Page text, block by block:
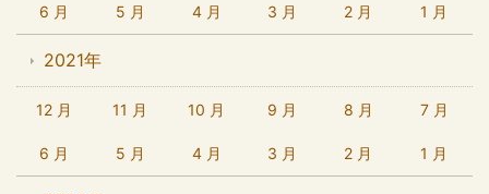
6 月 5 月 4 月 3 月 2 月 1 月
2021年
12 月 11 月 10 月 9 月 8 月 7 月
6 月 5 月 4 月 3 月 2 月 1 月